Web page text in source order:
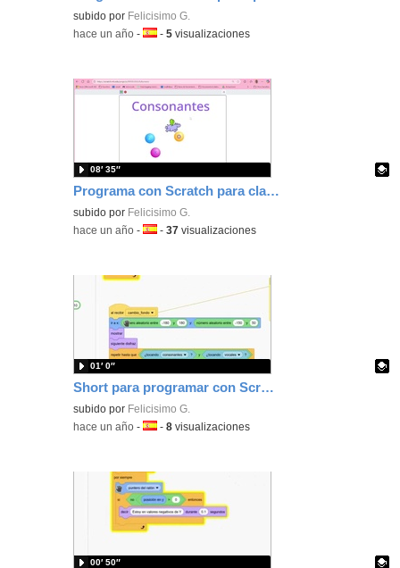
Contenido educativo.
subido por Felicisimo G.
-hace un año -Idioma:
-5 visualizaciones
Programa con Scratch para clasificar objetos en diferentes categorías moviendo tu personaje con los cursores.
Contenido educativo.
subido por Felicisimo G.
08′ 35″
-hace un año -Idioma:
-37 visualizaciones
Short para programar con Scratch que tus objetos se agrupen tocándose.
Contenido educativo.
subido por Felicisimo G.
01′ 0″
-hace un año -Idioma:
-8 visualizaciones
00′ 50″